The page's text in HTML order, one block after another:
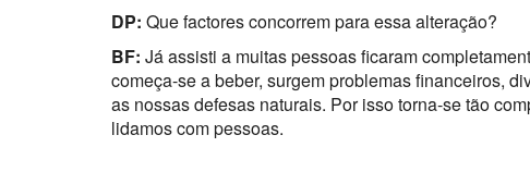
DP: Que factores concorrem para essa alteração?
BF: Já assisti a muitas pessoas ficaram
começa-se a beber, surgem problemas financeiros,
as nossas defesas naturais. Por isso torna-se tão
lidamos com pessoas.